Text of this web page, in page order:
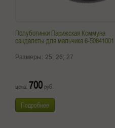
Полуботинки Парижская Коммуна
сандалеты для мальчика 6-50841001
Размеры: 25; 26; 27
цена: 700 руб.
Подробнее